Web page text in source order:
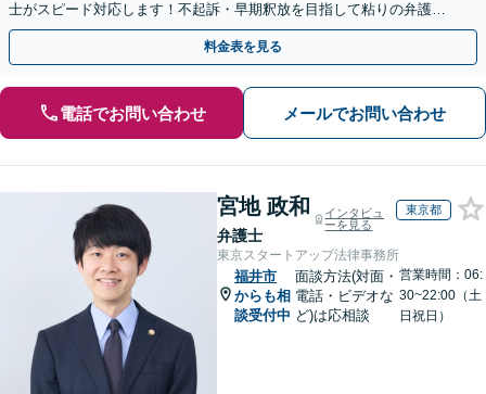
士がスピード対応します！不起訴・早期釈放を目指して粘りの弁護活
動を行います。
料金表を見る
電話でお問い合わせ メールでお問い合わせ
宮地 政和
弁護士
インタビュ
ーを見る
東京都
東京スタートアップ法律事務所
福井市
からも相
談受付中
面談方法(対面・
電話・ビデオな
ど)は応相談
営業時間：06:
30~22:00（土
日祝日）